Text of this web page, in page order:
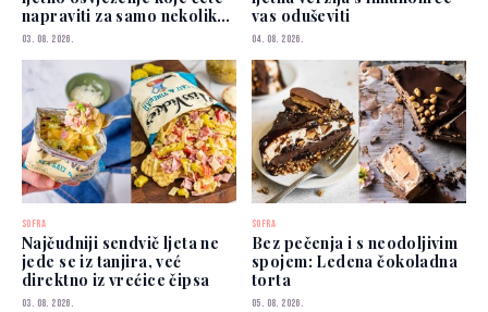
napraviti za samo nekoliko
minuta
03. 08. 2026.
vas oduševiti
04. 08. 2026.
SOFRA
Najčudniji sendvič ljeta ne
jede se iz tanjira, već
direktno iz vrećice čipsa
03. 08. 2026.
SOFRA
Bez pečenja i s neodoljivim
spojem: Ledena čokoladna
torta
05. 08. 2026.